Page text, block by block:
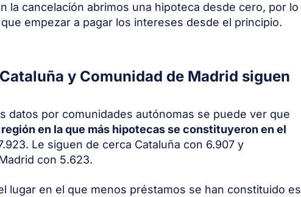
la cancelación abrimos una hipoteca desde cero, por lo
empezar a pagar los intereses desde el principio.
y Comunidad de Madrid siguen
datos por comunidades autónomas se puede ver que
en la que más hipotecas se constituyeron en el
Le siguen de cerca Cataluña con 6.907 y
con 5.623.
lugar en el que menos préstamos se han constituido es